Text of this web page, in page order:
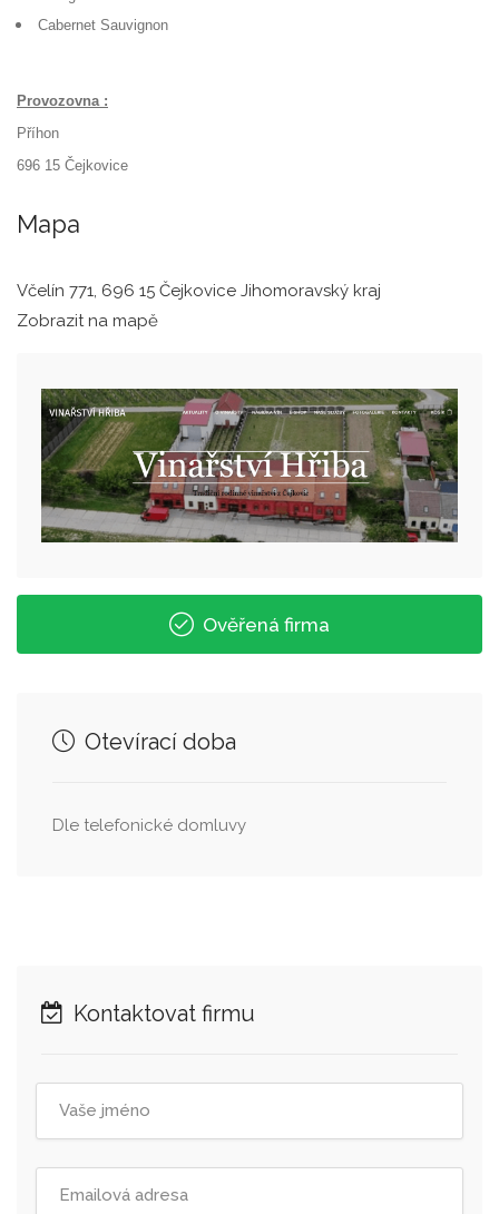
Cabernet Sauvignon
Provozovna :
Příhon
696 15 Čejkovice
Mapa
Včelín 771, 696 15 Čejkovice Jihomoravský kraj
Zobrazit na mapě
Ověřená firma
Otevírací doba
Dle telefonické domluvy
Kontaktovat firmu